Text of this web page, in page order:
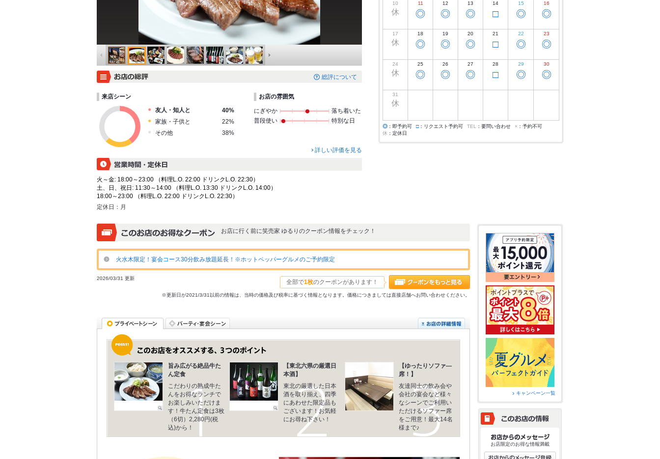
総評について
来店シーン
友人・知人と
40%
家族・子供と
22%
その他
38%
お店の雰囲気
にぎやか
落ち着いた
普段使い
特別な日
詳しい評価を見る
火～金: 18:00～23:00 （料理L.O. 22:00 ドリンクL.O. 22:30）
土、日、祝日: 11:30～14:00 （料理L.O. 13:30 ドリンクL.O. 14:00）
18:00～23:00 （料理L.O. 22:00 ドリンクL.O. 22:30）
定休日： 月
10
休
11
◎
12
◎
13
◎
14
□
15
◎
16
◎
17
休
18
◎
19
◎
20
◎
21
□
22
◎
23
◎
24
休
25
◎
26
◎
27
◎
28
□
29
◎
30
◎
31
休
◎ ：即予約可 □ ：リクエスト予約可 TEL ：要問い合わせ × ：予約不可
休 ：定休日
お店に行く前に笑売家 ゆるりのクーポン情報をチェック！
火水木限定！宴会コース30分飲み放題延長！※ホットペッパーグルメのご予約限定
全部で1枚のクーポンがあります！
2026/03/31 更新
※更新日が2021/3/31以前の情報は、当時の価格及び税率に基づく情報となります。価格につきましては直接店舗へお問い合わせください。
旨み広がる絶品牛た
ん定食
こだわりの熟成牛た
んをお得なランチで
お楽しみいただけま
す！牛たん定食は3枚
（6切）2,280円(税
込)から！
【東北六県の厳選日
本酒】
東北の厳選した日本
酒を取り揃え、四季
にあわせた限定品も
ございます！お気軽
にお尋ね下さい！
【ゆったりソファ―
席！】
友達同士の飲み会や
会社の宴会など様々
なシーンでご利用い
ただけるソファー席
をご用意！最大14名
様まで♪
キャンペーン一覧
お店限定のお得な情報満載